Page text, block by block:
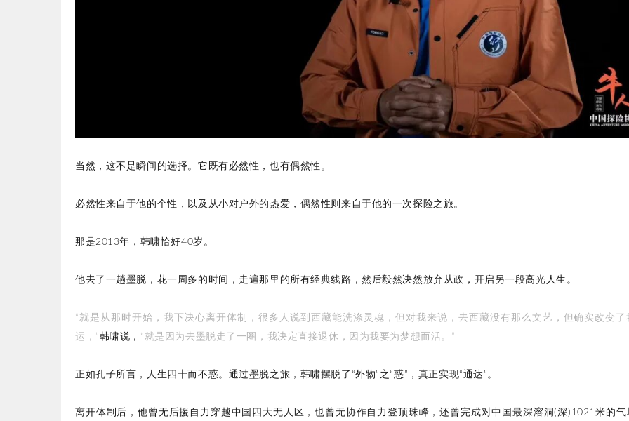
当然，这不是瞬间的选择。它既有必然性，也有偶然性。
必然性来自于他的个性，以及从小对户外的热爱，偶然性则来自于他的一次探险之旅。
那是2013年，韩啸恰好40岁。
他去了一趟墨脱，花一周多的时间，走遍那里的所有经典线路，然后毅然决然放弃从政，开启另一段高光人生。
“就是从那时开始，我下决心离开体制，很多人说到西藏能洗涤灵魂，但对我来说，去西藏没有那么文艺，但确实改变了
运，”韩啸说， “就是因为去墨脱走了一圈，我决定直接退休，因为我要为梦想而活。”
正如孔子所言，人生四十而不惑。通过墨脱之旅，韩啸摆脱了“外物”之“惑”，真正实现“通达”。
离开体制后，他曾无后援自力穿越中国四大无人区，也曾无协作自力登顶珠峰，还曾完成对中国最深溶洞(深)1021米的气